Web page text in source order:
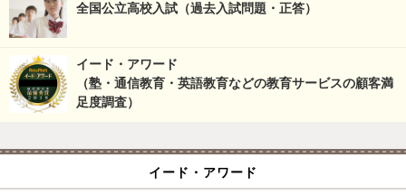
全国公立高校入試（過去入試問題・正答）
イード・アワード
（塾・通信教育・英語教育などの教育サービスの顧客満
足度調査）
イード・アワード